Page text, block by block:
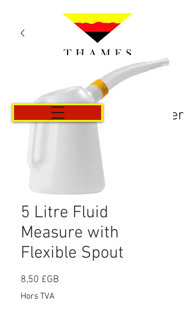
Panier
5 Litre Fluid
Measure with
Flexible Spout
8,50 £GB
Hors TVA